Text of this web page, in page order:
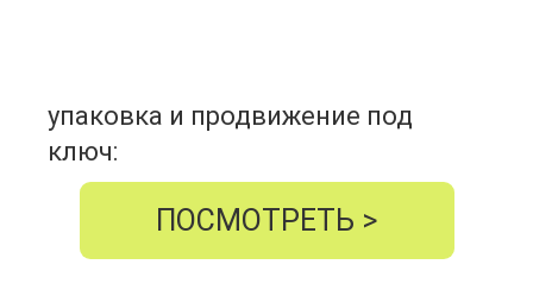
упаковка и продвижение под
ключ:
ПОСМОТРЕТЬ >